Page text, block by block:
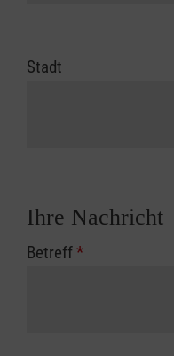
Stadt
Ihre Nachricht
Betreff*